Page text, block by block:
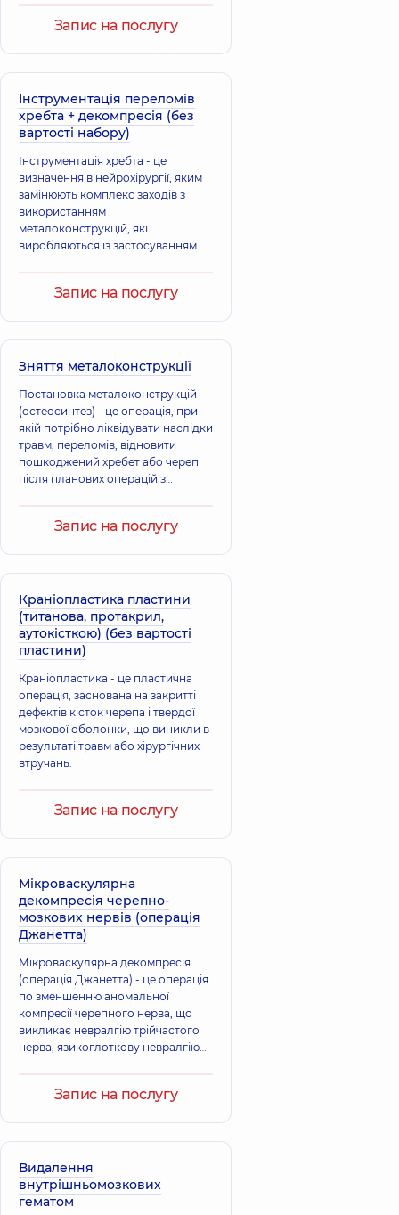
Запис на послугу
Інструментація переломів
хребта + декомпресія (без
вартості набору)
Інструментація хребта - це
визначення в нейрохірургії, яким
замінюють комплекс заходів з
використанням
металоконструкцій, які
виробляються із застосуванням
хребетного стовпа при його
Запис на послугу
Зняття металоконструкції
Постановка металоконструкцій
(остеосинтез) - це операція, при
якій потрібно ліквідувати наслідки
травм, переломів, відновити
пошкоджений хребет або череп
після планових операцій з
Запис на послугу
Краніопластика пластини
(титанова, протакрил,
аутокісткою) (без вартості
пластини)
Краніопластика - це пластична
операція, заснована на закритті
дефектів кісток черепа і твердої
мозкової оболонки, що виникли в
результаті травм або хірургічних
втручань.
Запис на послугу
Мікроваскулярна
декомпресія черепно-
мозкових нервів (операція
Джанетта)
Мікроваскулярна декомпресія
(операція Джанетта) - це операція
по зменшенню аномальної
компресії черепного нерва, що
викликає невралгію трійчастого
нерва, язикоглоткову невралгію
Запис на послугу
Видалення
внутрішньомозкових
гематом